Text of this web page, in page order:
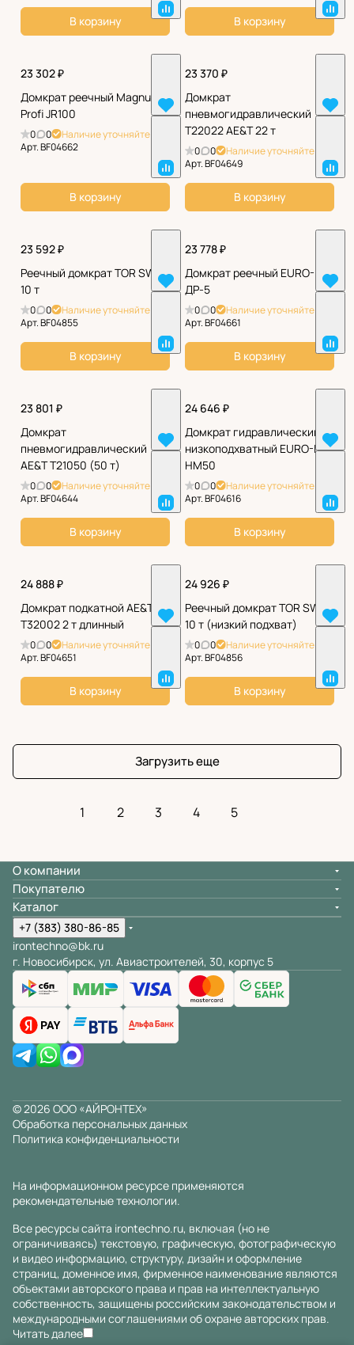
В корзину В корзину
23 302 ₽
Домкрат реечный Magnus-
Profi JR100
0 0
Наличие уточняйте
Арт.BF04662
В корзину
23 370 ₽
Домкрат
пневмогидравлический
Т22022 AE&T 22 т
0 0
Наличие уточняйте
Арт.BF04649
В корзину
23 592 ₽
Реечный домкрат TOR SWL
10 т
0 0
Наличие уточняйте
Арт.BF04855
В корзину
23 778 ₽
Домкрат реечный EURO-LIFT
ДР-5
0 0
Наличие уточняйте
Арт.BF04661
В корзину
23 801 ₽
Домкрат
пневмогидравлический
AE&T Т21050 (50 т)
0 0
Наличие уточняйте
Арт.BF04644
В корзину
24 646 ₽
Домкрат гидравлический
низкоподхватный EURO-LIFT
HM50
0 0
Наличие уточняйте
Арт.BF04616
В корзину
24 888 ₽
Домкрат подкатной AE&T
T32002 2 т длинный
0 0
Наличие уточняйте
Арт.BF04651
В корзину
24 926 ₽
Реечный домкрат TOR SWL
10 т (низкий подхват)
0 0
Наличие уточняйте
Арт.BF04856
В корзину
Загрузить еще
1 2 3 4 5
О компании
Покупателю
Каталог
+7 (383) 380-86-85
irontechno@bk.ru
г. Новосибирск, ул. Авиастроителей, 30, корпус 5
© 2026 ООО «АЙРОНТЕХ»
Обработка персональных данных
Политика конфиденциальности
На информационном ресурсе применяются
рекомендательные технологии.
Все ресурсы сайта irontechno.ru, включая (но не
ограничиваясь) текстовую, графическую, фотографическую
и видео информацию, структуру, дизайн и оформление
страниц, доменное имя, фирменное наименование являются
объектами авторского права и прав на интеллектуальную
собственность, защищены российским законодательством и
международными соглашениями об охране авторских прав.
Читать далее